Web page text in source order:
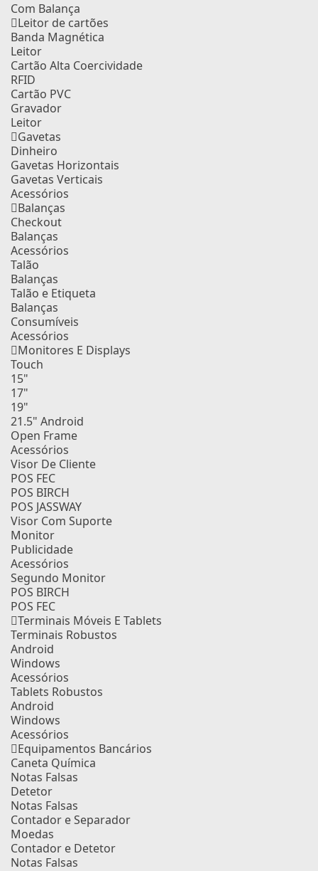
Com Balança
Leitor de cartões
Banda Magnética
Leitor
Cartão Alta Coercividade
RFID
Cartão PVC
Gravador
Leitor
Gavetas
Dinheiro
Gavetas Horizontais
Gavetas Verticais
Acessórios
Balanças
Checkout
Balanças
Acessórios
Talão
Balanças
Talão e Etiqueta
Balanças
Consumíveis
Acessórios
Monitores E Displays
Touch
15"
17"
19"
21.5" Android
Open Frame
Acessórios
Visor De Cliente
POS FEC
POS BIRCH
POS JASSWAY
Visor Com Suporte
Monitor
Publicidade
Acessórios
Segundo Monitor
POS BIRCH
POS FEC
Terminais Móveis E Tablets
Terminais Robustos
Android
Windows
Acessórios
Tablets Robustos
Android
Windows
Acessórios
Equipamentos Bancários
Caneta Química
Notas Falsas
Detetor
Notas Falsas
Contador e Separador
Moedas
Contador e Detetor
Notas Falsas